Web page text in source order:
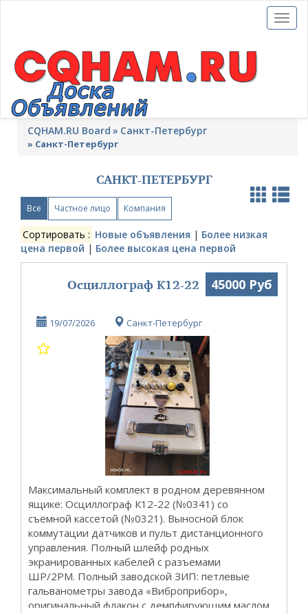
Toggle
CQHAM.RU Board Санкт-Петербург
» Санкт-Петербург
САНКТ-ПЕТЕРБУРГ
Все Частное лицо Компания
Сортировать : Новые объявления | Более низкая
цена первой | Более высокая цена первой
Осциллограф К12-22 45000 Руб
19/07/2026 Санкт-Петербург
Максимальный комплект в родном деревянном
ящике: Осциллограф К12-22 (№0341) со
съемной кассетой (№0321). Выносной блок
коммутации датчиков и пульт дистанционного
управления. Полный шлейф родных
экранированных кабелей с разъемами
ШР/2РМ. Полный заводской ЗИП: петлевые
гальванометры завода «Виброприбор»,
оригинальный флакон с демпфирующим маслом